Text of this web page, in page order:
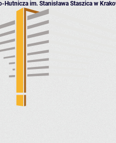
Hutnicza im. Stanisława Staszica w